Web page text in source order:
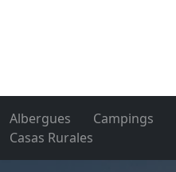
Albergues Campings
Casas Rurales